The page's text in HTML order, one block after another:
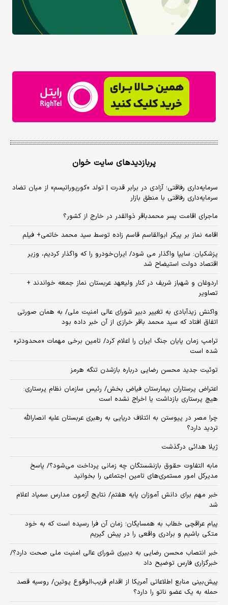
پربازدیدهای سایت خوان
سرمایه‌داری رفاقتی؛ آزادی در برابر قدرت | تولد «کورپوراتیسم» از میان تضاد
سرمایه‌داری رفاقتی با منطق بازار
ماجرای اقامت پسر محمدباقر ذوالقدر در خارج از کشور؟
اقامه نماز بر پیکر ابوالقاسم قاسم زاده توسط سید محمد خاتمی+ فیلم
پزشکیان: سایپا واگذار می شود/ ایران‌خودرو را که واگذار کردیم، وزیر
اقتصاد دولت استیضاح شد
اردوغان و شهباز شریف در کنار ولیعهد عربستان نماز جمعه خواندند +
تصاویر
واکنش زیدآبادی به تغییر دبیر شورای عالی امنیت ملی/ به همان صورتی
اتفاق افتاد که سید محمد باقر خرازی از آن خبر داده بود
ترامپ زمان پایان جنگ ایران را اعلام کرد/ تامین برخی مهمات «محدودتر»
شده است
توئیت جدید محسن رضایی درباره بازشدن تنگه هرمز
اعتراض پرستاران بیمارستان فیاض بخش/ رئیس سازمان نظام پرستاری:
هیچ پرستاری بازداشت یا اخراج نشده است
چرا مصر در پیوستن به ائتلاف دریایی به رهبری عربستان علیه انصارالله
تردید دارد؟
ژیلا هدائی درگذشت
مابه التفاوت حقوق بازنشستگان چه زمانی پرداخت می‌شود؟/ پاسخ
مدیرکل امور مستمری‌های تامین اجتماعی را بخوانید
خبر مهم برای دانش آموزان پایه هفتم/ نتایج آزمون مدارس سمپاد اعلام
شد
پیام عراقچی خطاب به همسایگان؛ زمان آن فرا رسیده است که به خود
متکی باشیم و برادری واقعی را در پیش گیریم
خبر انتصاب محسن رضایی به دبیری شورای عالی امنیت ملی صحت دارد؟/
خبرگزاری فارس توضیح داد
پیش‌بینی منابع اطلاعاتی آمریکا از اقدام قریب‌الوقوع پوتین/ روسیه قصد
حمله به یک عضو ناتو را دارد؟